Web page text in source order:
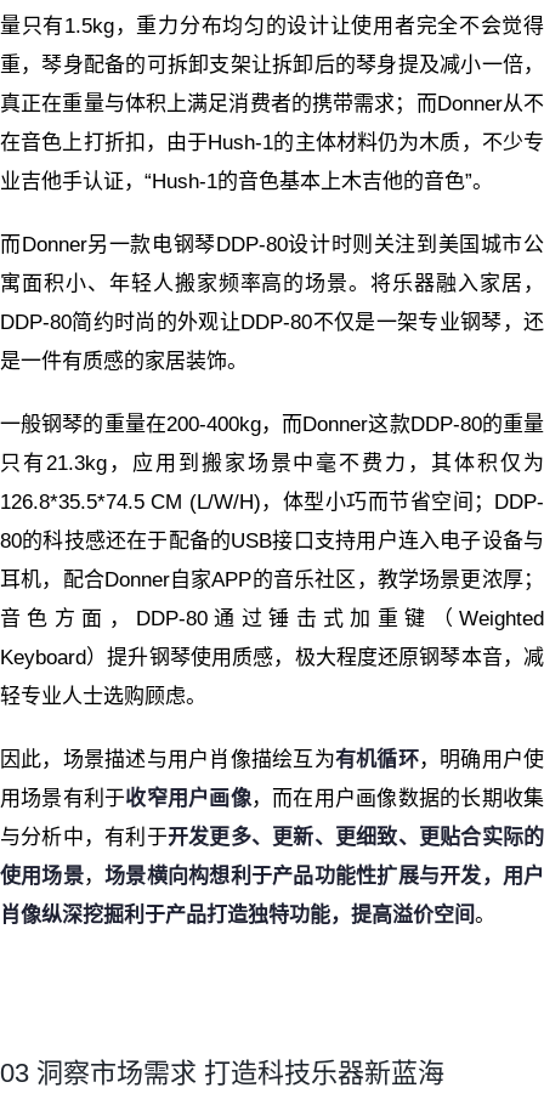
量只有1.5kg，重力分布均匀的设计让使用者完全不会觉得
重，琴身配备的可拆卸支架让拆卸后的琴身提及减小一倍，
真正在重量与体积上满足消费者的携带需求；而Donner从不
在音色上打折扣，由于Hush-1的主体材料仍为木质，不少专
业吉他手认证，“Hush-1的音色基本上木吉他的音色”。
而Donner另一款电钢琴DDP-80设计时则关注到美国城市公
寓面积小、年轻人搬家频率高的场景。将乐器融入家居，
DDP-80简约时尚的外观让DDP-80不仅是一架专业钢琴，还
是一件有质感的家居装饰。
一般钢琴的重量在200-400kg，而Donner这款DDP-80的重量
只有21.3kg，应用到搬家场景中毫不费力，其体积仅为
126.8*35.5*74.5 CM (L/W/H)，体型小巧而节省空间；DDP-
80的科技感还在于配备的USB接口支持用户连入电子设备与
耳机，配合Donner自家APP的音乐社区，教学场景更浓厚；
音色方面，DDP-80通过锤击式加重键（Weighted
Keyboard）提升钢琴使用质感，极大程度还原钢琴本音，减
轻专业人士选购顾虑。
因此，场景描述与用户肖像描绘互为有机循环，明确用户使
用场景有利于收窄用户画像，而在用户画像数据的长期收集
与分析中，有利于开发更多、更新、更细致、更贴合实际的
使用场景，场景横向构想利于产品功能性扩展与开发，用户
肖像纵深挖掘利于产品打造独特功能，提高溢价空间。
03 洞察市场需求 打造科技乐器新蓝海